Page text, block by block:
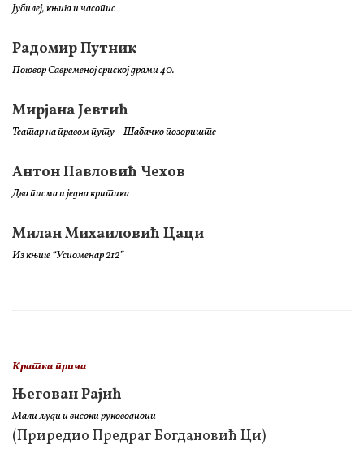
Јубилеј, књига и часопис
Радомир Путник
Поговор Савременој српској драми 40.
Мирјана Јевтић
Театар на правом путу – Шабачко позориште
Антон Павловић Чехов
Два писма и једна критика
Милан Михаиловић Цаци
Из књиге “Успоменар 212”
Кратка прича
Његован Рајић
Мали људи и високи руководиоци
(Приредио Предраг Богдановић Ци)